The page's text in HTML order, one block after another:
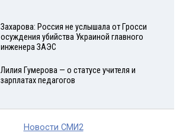
Захарова: Россия не услышала от Гросси
осуждения убийства Украиной главного
инженера ЗАЭС
Лилия Гумерова — о статусе учителя и
зарплатах педагогов
Новости СМИ2